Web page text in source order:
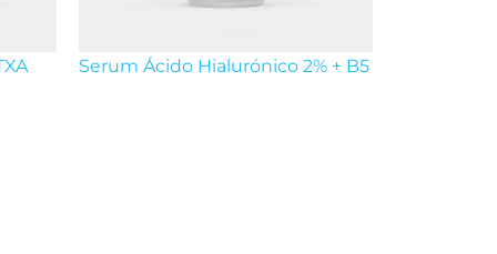
Serum Ácido Hialurónico 2% + B5